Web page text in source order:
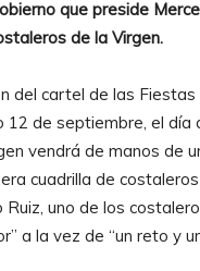
que preside
de la Virgen.
del cartel de las
de septiembre, el día
vendrá de manos de
cuadrilla de
uno de los
a la vez de “un reto y